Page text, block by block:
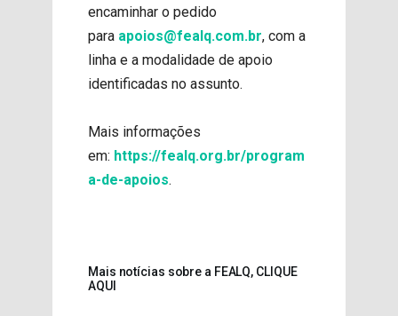
encaminhar o pedido
para apoios@fealq.com.br, com a
linha e a modalidade de apoio
identificadas no assunto.
Mais informações
em: https://fealq.org.br/program
a-de-apoios.
Mais notícias sobre a FEALQ, CLIQUE
AQUI